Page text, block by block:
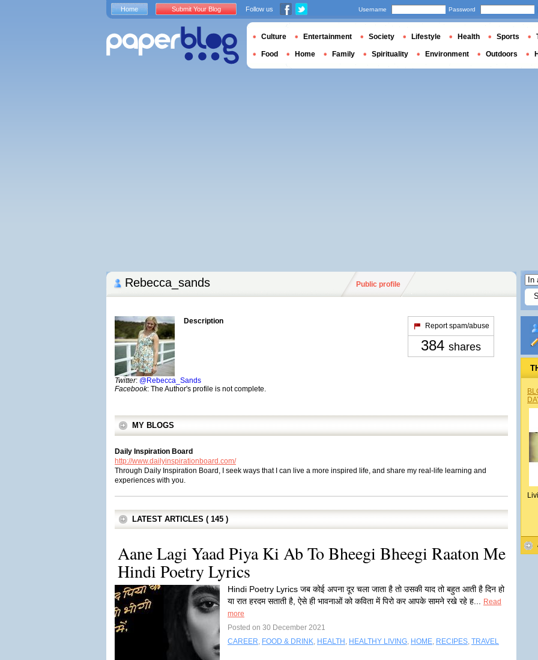
Rebecca_sands Public profile
Description
Twitter: @Rebecca_Sands
Facebook: The Author's profile is not complete.
Report spam/abuse
384 shares
MY BLOGS
Daily Inspiration Board
http://www.dailyinspirationboard.com/
Through Daily Inspiration Board, I seek ways that I can live a more inspired life, and share my real-life learning and
experiences with you.
LATEST ARTICLES ( 145 )
Aane Lagi Yaad Piya Ki Ab To Bheegi Bheegi Raaton Me
Hindi Poetry Lyrics
Hindi Poetry Lyrics जब कोई अपना दूर चला जाता है तो उसकी याद तो बहुत आती है दिन हो
या रात हरदम सताती है, ऐसे ही भावनाओं को कविता में पिरो कर आपके सामने रखे रहे ह...
Read
more
Posted on 30 December 2021
CAREER, FOOD & DRINK, HEALTH , HEALTHY LIVING, HOME, RECIPES, TRAVEL
Home Submit Your Blog Follow us Username Password
Culture Entertainment Society Lifestyle Health Sports
Food Home Family Spirituality Environment Outdoors